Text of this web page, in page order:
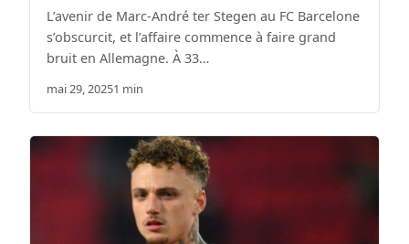
L’avenir de Marc-André ter Stegen au FC Barcelone
s’obscurcit, et l’affaire commence à faire grand
bruit en Allemagne. À 33…
mai 29, 20251 min